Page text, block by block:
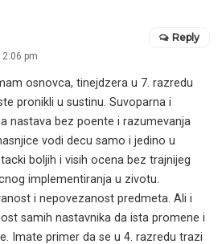
2:06 pm
osnovca, tinejdzera u 7. razredu
pronikli u sustinu. Suvoparna i
nastava bez poente i razumevanja
vodi decu samo i jedino u
boljih i visih ocena bez trajnijeg
implementiranja u zivotu.
i nepovezanost predmeta. Ali i
samih nastavnika da ista promene i
Imate primer da se u 4. razredu trazi
Reply